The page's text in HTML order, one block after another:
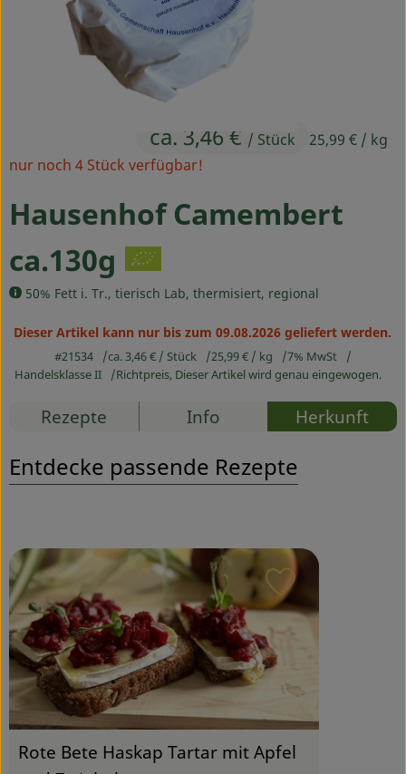
Ökokisten
Obst & Gemüse
Haltbares
Getränke
Drogerie
Über uns
Blog & Aktuelles
Hausenhof Camembert
ca.130g
50% Fett i. Tr., tierisch Lab, thermisiert, regional
ca. 3,46 € / Stück 25,99 € / kg
nur noch 4 Stück verfügbar!
Dieser Artikel kann nur bis zum 09.08.2026 geliefert werden.
#21534 ca. 3,46 € / Stück 25,99 € / kg
7% MwSt
Handelsklasse II
Richtpreis, Dieser Artikel wird genau eingewogen.
Rezepte Info Herkunft
Entdecke passende Rezepte
Rote Bete Haskap Tartar mit Apfel
Rezept zu